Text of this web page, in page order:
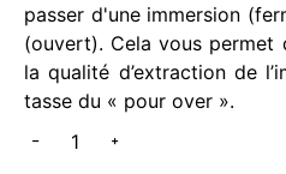
passer d'une immersion
(ouvert). Cela vous
la qualité d’extraction de
tasse du « pour over ».